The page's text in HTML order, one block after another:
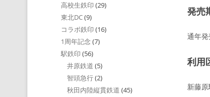
発売
通年発
利用
新藤
高校生鉄印 (29)
東北DC(9)
コラボ鉄印 (16)
1周年記念 (7)
駅鉄印 (56)
井原鉄道 (5)
智頭急行(2)
秋田内陸縦貫鉄道 (45)